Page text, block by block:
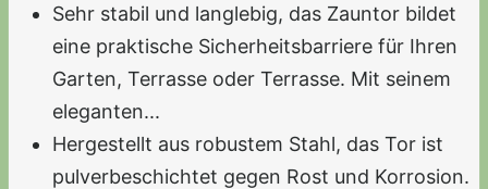
Sehr stabil und langlebig, das Zauntor bildet
eine praktische Sicherheitsbarriere für Ihren
Garten, Terrasse oder Terrasse. Mit seinem
eleganten...
Hergestellt aus robustem Stahl, das Tor ist
pulverbeschichtet gegen Rost und Korrosion.